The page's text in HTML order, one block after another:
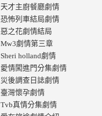
天才主廚餐廳劇情
恐怖列車結局劇情
惡之花劇情結局
Mw3劇情第三章
Sheri holland劇情
愛情闖進門分集劇情
災後調查日誌劇情
臺灣懷孕劇情
Tvb真情分集劇情